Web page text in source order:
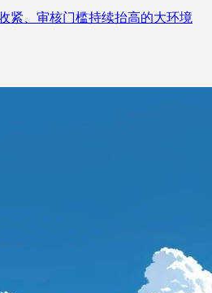
紧、审核门槛持续抬高的大环境